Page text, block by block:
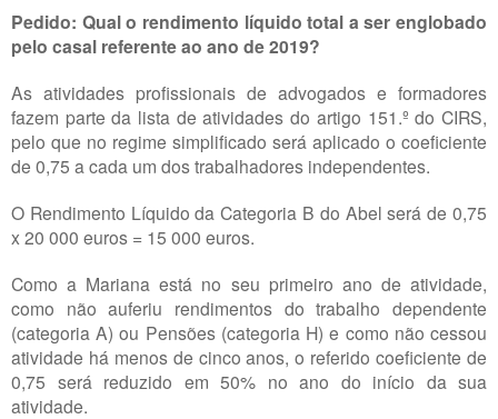
Pedido: Qual o rendimento líquido total a ser englobado
pelo casal referente ao ano de 2019?
As atividades profissionais de advogados e formadores
fazem parte da lista de atividades do artigo 151.º do CIRS,
pelo que no regime simplificado será aplicado o coeficiente
de 0,75 a cada um dos trabalhadores independentes.
O Rendimento Líquido da Categoria B do Abel será de 0,75
x 20 000 euros = 15 000 euros.
Como a Mariana está no seu primeiro ano de atividade,
como não auferiu rendimentos do trabalho dependente
(categoria A) ou Pensões (categoria H) e como não cessou
atividade há menos de cinco anos, o referido coeficiente de
0,75 será reduzido em 50% no ano do início da sua
atividade.